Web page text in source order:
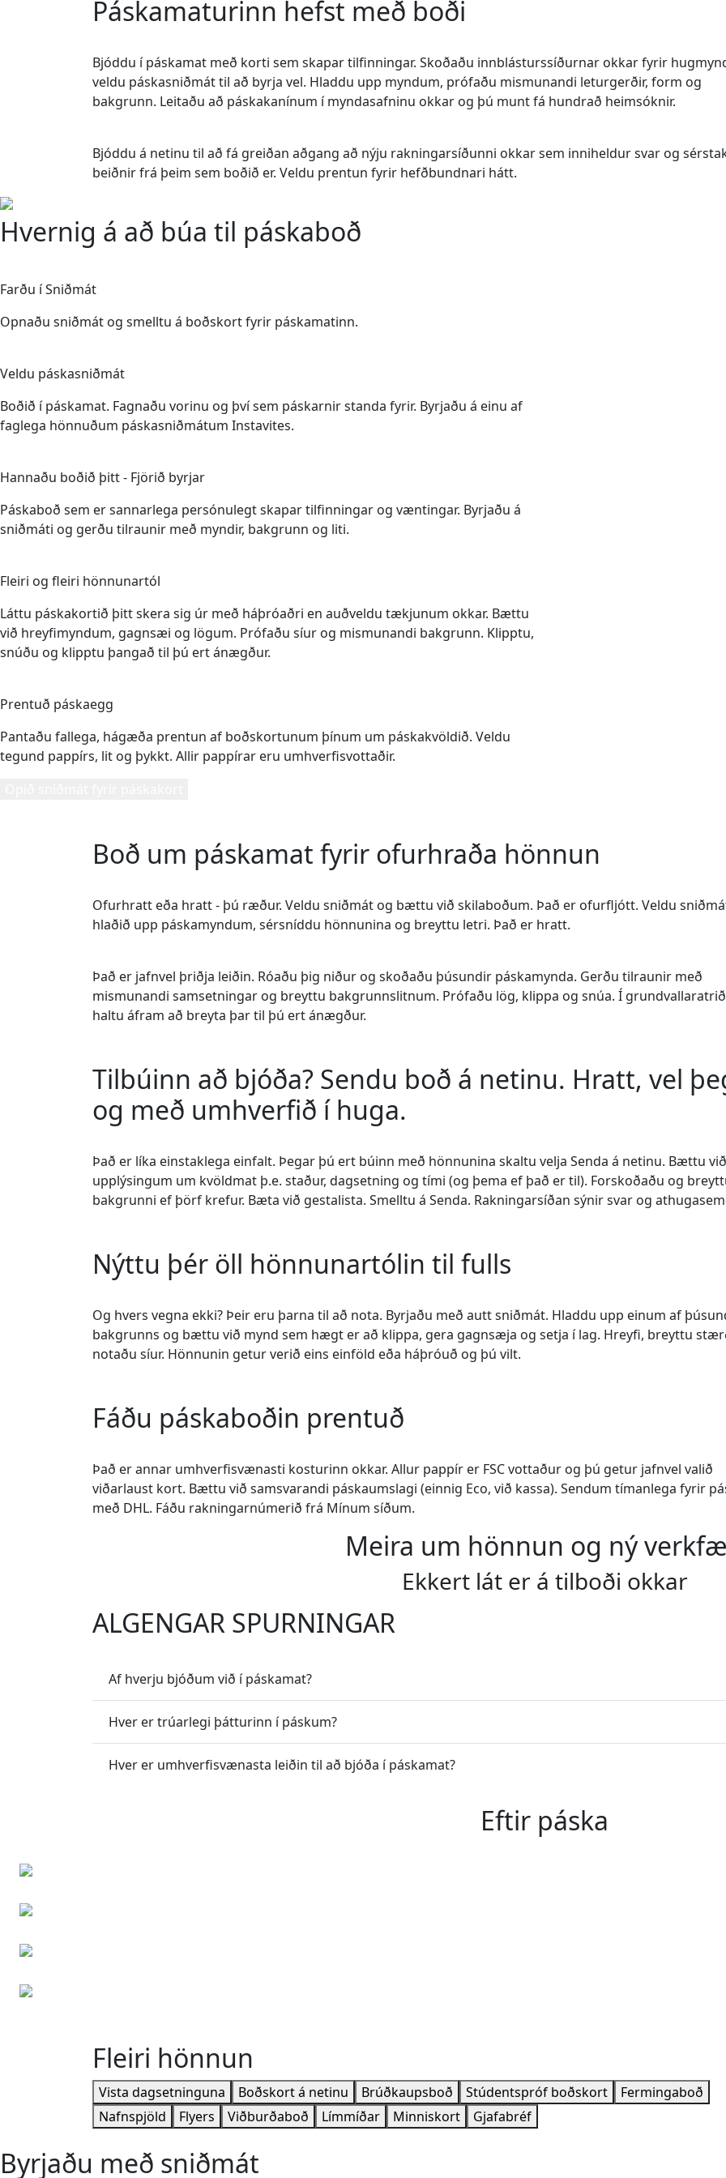
Páskamaturinn hefst með boði
Bjóddu í páskamat með korti sem skapar tilfinningar. Skoðaðu innblásturssíðurnar okkar fyrir
veldu páskasniðmát til að byrja vel. Hladdu upp myndum, prófaðu mismunandi leturgerðir, form og
bakgrunn. Leitaðu að páskakanínum í myndasafninu okkar og þú munt fá hundrað heimsóknir.
Bjóddu á netinu til að fá greiðan aðgang að nýju rakningarsíðunni okkar sem inniheldur svar og
beiðnir frá þeim sem boðið er. Veldu prentun fyrir hefðbundnari hátt.
Hvernig á að búa til páskaboð
Farðu í Sniðmát
Opnaðu sniðmát og smelltu á boðskort fyrir páskamatinn.
Veldu páskasniðmát
Boðið í páskamat. Fagnaðu vorinu og því sem páskarnir standa fyrir. Byrjaðu á einu af
faglega hönnuðum páskasniðmátum Instavites.
Hannaðu boðið þitt - Fjörið byrjar
Páskaboð sem er sannarlega persónulegt skapar tilfinningar og væntingar. Byrjaðu á
sniðmáti og gerðu tilraunir með myndir, bakgrunn og liti.
Fleiri og fleiri hönnunartól
Láttu páskakortið þitt skera sig úr með háþróaðri en auðveldu tækjunum okkar. Bættu
við hreyfimyndum, gagnsæi og lögum. Prófaðu síur og mismunandi bakgrunn. Klipptu,
snúðu og klipptu þangað til þú ert ánægður.
Prentuð páskaegg
Pantaðu fallega, hágæða prentun af boðskortunum þínum um páskakvöldið. Veldu
tegund pappírs, lit og þykkt. Allir pappírar eru umhverfisvottaðir.
Boð um páskamat fyrir ofurhraða hönnun
Ofurhratt eða hratt - þú ræður. Veldu sniðmát og bættu við skilaboðum. Það er ofurfljótt. Veldu
hlaðið upp páskamyndum, sérsníddu hönnunina og breyttu letri. Það er hratt.
Það er jafnvel þriðja leiðin. Róaðu þig niður og skoðaðu þúsundir páskamynda. Gerðu tilraunir með
mismunandi samsetningar og breyttu bakgrunnslitnum. Prófaðu lög, klippa og snúa. Í
haltu áfram að breyta þar til þú ert ánægður.
Tilbúinn að bjóða? Sendu boð á netinu. Hratt, vel
og með umhverfið í huga.
Það er líka einstaklega einfalt. Þegar þú ert búinn með hönnunina skaltu velja Senda á netinu. Bættu við
upplýsingum um kvöldmat þ.e. staður, dagsetning og tími (og þema ef það er til). Forskoðaðu og
bakgrunni ef þörf krefur. Bæta við gestalista. Smelltu á Senda. Rakningarsíðan sýnir svar og
Nýttu þér öll hönnunartólin til fulls
Og hvers vegna ekki? Þeir eru þarna til að nota. Byrjaðu með autt sniðmát. Hladdu upp einum af
bakgrunns og bættu við mynd sem hægt er að klippa, gera gagnsæja og setja í lag. Hreyfi, breyttu
notaðu síur. Hönnunin getur verið eins einföld eða háþróuð og þú vilt.
Fáðu páskaboðin prentuð
Það er annar umhverfisvænasti kosturinn okkar. Allur pappír er FSC vottaður og þú getur jafnvel valið
viðarlaust kort. Bættu við samsvarandi páskaumslagi (einnig Eco, við kassa). Sendum tímanlega fyrir
með DHL. Fáðu rakningarnúmerið frá Mínum síðum.
Meira um hönnun og ný
Ekkert lát er á tilboði okkar
ALGENGAR SPURNINGAR
Af hverju bjóðum við í páskamat?
Hver er trúarlegi þátturinn í páskum?
Hver er umhverfisvænasta leiðin til að bjóða í páskamat?
Eftir páska
Fleiri hönnun
Vista dagsetninguna Boðskort á netinu Brúðkaupsboð Stúdentspróf boðskort
Fermingaboð
Nafnspjöld
Flyers Viðburðaboð Límmíðar Minniskort Gjafabréf
Byrjaðu með sniðmát